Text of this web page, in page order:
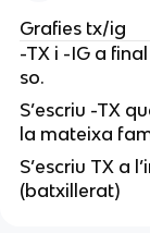
Grafies tx/ig
-TX i -IG a
so.
S’escriu -TX
la mateixa
S’escriu TX a
(batxillerat)